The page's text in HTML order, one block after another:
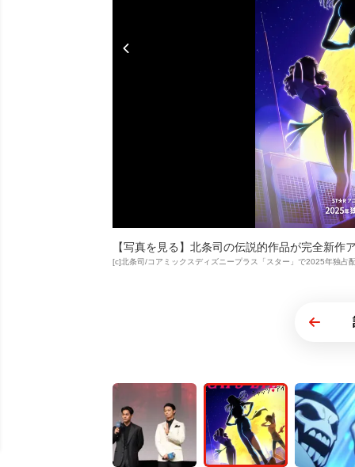
【写真を見る】北条司の伝説的作品が完全新
[c]北条司/コアミックスディズニープラス「スター」で2025年独占